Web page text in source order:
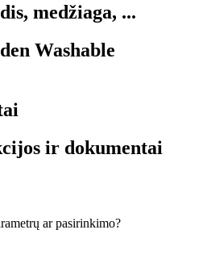
medžiaga, ...
Washable
ir dokumentai
ar pasirinkimo?